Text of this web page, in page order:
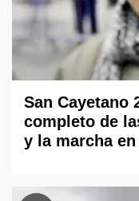
San Cayetano
completo de
y la marcha